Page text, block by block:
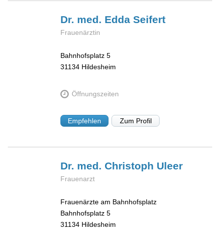
Dr. med. EddaSeifert
Frauenärztin
Bahnhofsplatz 5
31134 Hildesheim
Öffnungszeiten
Empfehlen Zum Profil
Dr. med. Christoph Uleer
Frauenarzt
Frauenärzte am Bahnhofsplatz
Bahnhofsplatz 5
31134 Hildesheim